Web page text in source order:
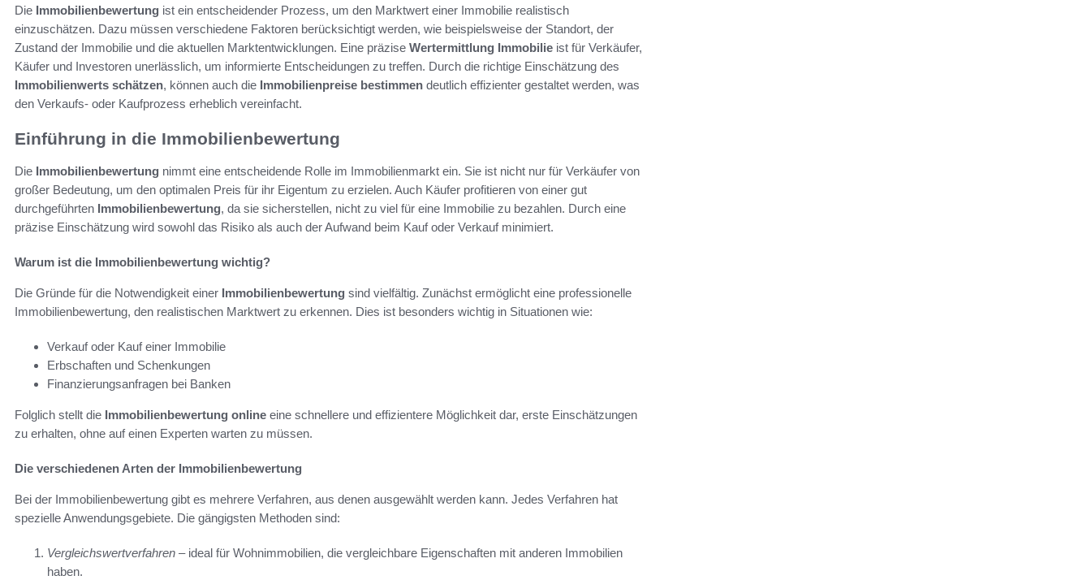
Die Immobilienbewertung ist ein entscheidender Prozess, um den Marktwert einer Immobilie realistisch
einzuschätzen. Dazu müssen verschiedene Faktoren berücksichtigt werden, wie beispielsweise der Standort, der
Zustand der Immobilie und die aktuellen Marktentwicklungen. Eine präzise Wertermittlung Immobilie ist für Verkäufer,
Käufer und Investoren unerlässlich, um informierte Entscheidungen zu treffen. Durch die richtige Einschätzung des
Immobilienwerts schätzen, können auch die Immobilienpreise bestimmen deutlich effizienter gestaltet werden, was
den Verkaufs- oder Kaufprozess erheblich vereinfacht.
Einführung in die Immobilienbewertung
Die Immobilienbewertung nimmt eine entscheidende Rolle im Immobilienmarkt ein. Sie ist nicht nur für Verkäufer von
großer Bedeutung, um den optimalen Preis für ihr Eigentum zu erzielen. Auch Käufer profitieren von einer gut
durchgeführten Immobilienbewertung, da sie sicherstellen, nicht zu viel für eine Immobilie zu bezahlen. Durch eine
präzise Einschätzung wird sowohl das Risiko als auch der Aufwand beim Kauf oder Verkauf minimiert.
Warum ist die Immobilienbewertung wichtig?
Die Gründe für die Notwendigkeit einer Immobilienbewertung sind vielfältig. Zunächst ermöglicht eine professionelle
Immobilienbewertung, den realistischen Marktwert zu erkennen. Dies ist besonders wichtig in Situationen wie:
Verkauf oder Kauf einer Immobilie
Erbschaften und Schenkungen
Finanzierungsanfragen bei Banken
Folglich stellt die Immobilienbewertung online eine schnellere und effizientere Möglichkeit dar, erste Einschätzungen
zu erhalten, ohne auf einen Experten warten zu müssen.
Die verschiedenen Arten der Immobilienbewertung
Bei der Immobilienbewertung gibt es mehrere Verfahren, aus denen ausgewählt werden kann. Jedes Verfahren hat
spezielle Anwendungsgebiete. Die gängigsten Methoden sind:
Vergleichswertverfahren – ideal für Wohnimmobilien, die vergleichbare Eigenschaften mit anderen Immobilien
haben.